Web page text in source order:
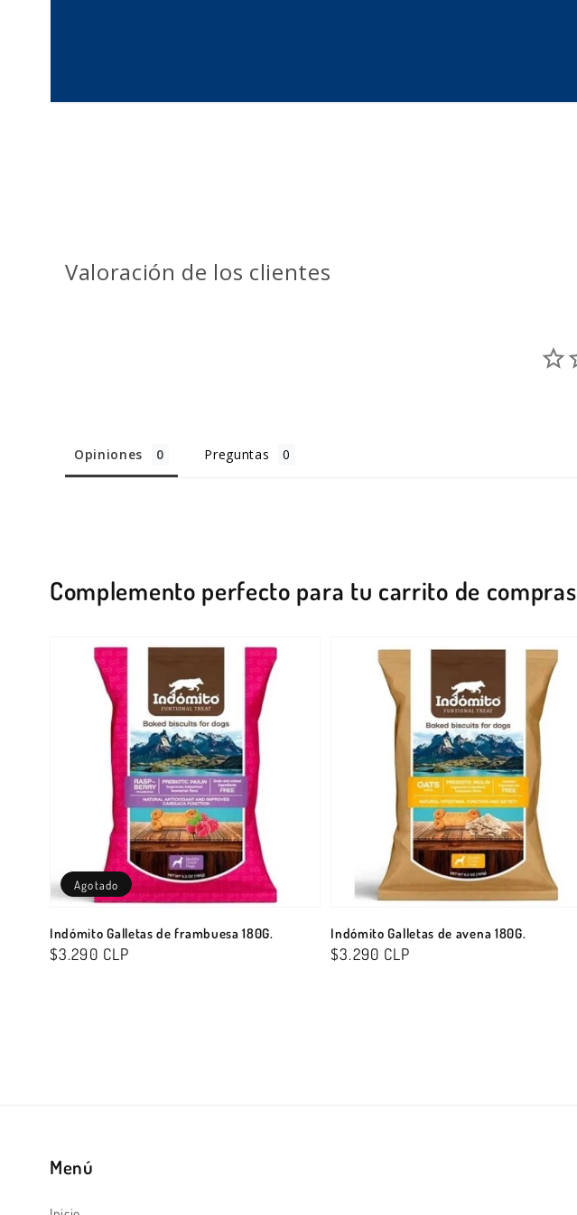
Valoración de los clientes
Opiniones Preguntas
Complemento perfecto para tu carrito de compras
Indómito Galletas de frambuesa 180G.
Precio
$3.290 CLP
Agotado
Indómito Galletas de avena 180G.
Precio
$3.290 CLP
Menú